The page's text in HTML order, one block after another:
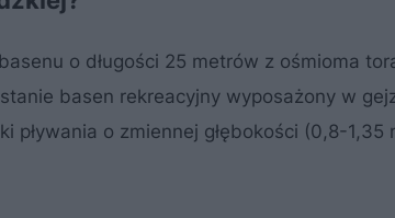
o długości 25 metrów z ośmioma
basen rekreacyjny wyposażony w
o zmiennej głębokości (0,8-1,35